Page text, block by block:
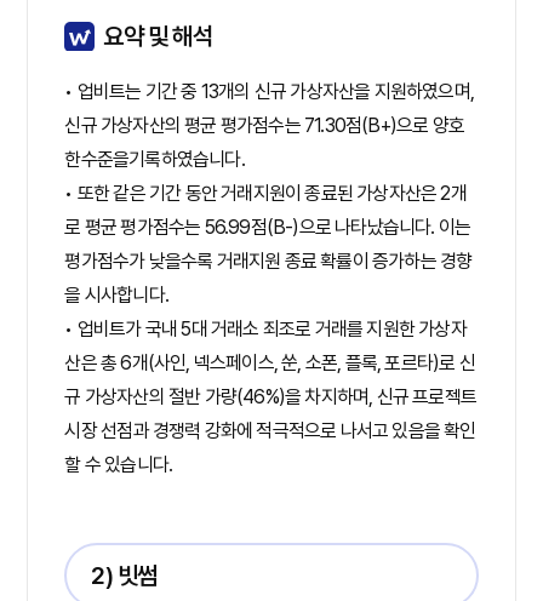
요약 및 해석
• 업비트는 기간 중 13개의 신규 가상자산을 지원하였으며,
신규 가상자산의 평균 평가점수는 71.30점(B+)으로 양호
한수준을기록하였습니다.
• 또한 같은 기간 동안 거래지원이 종료된 가상자산은 2개
로 평균 평가점수는 56.99점(B-)으로 나타났습니다. 이는
평가점수가 낮을수록 거래지원 종료 확률이 증가하는 경향
을 시사합니다.
• 업비트가 국내 5대 거래소 죄조로 거래를 지원한 가상자
산은 총 6개(사인, 넥스페이스, 쑨, 소폰, 플록, 포르타)로 신
규 가상자산의 절반 가량(46%)을 차지하며, 신규 프로젝트
시장 선점과 경쟁력 강화에 적극적으로 나서고 있음을 확인
할 수 있습니다.
2) 빗썸